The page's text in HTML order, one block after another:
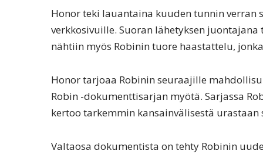
Honor teki lauantaina kuuden tunnin verran
verkkosivuille. Suoran lähetyksen
nähtiin myös Robinin tuore haastattelu,
Honor tarjoaa Robinin seuraajille
Robin -dokumenttisarjan myötä. Sarjassa
kertoo tarkemmin kansainvälisestä
Valtaosa dokumentista on tehty Robinin